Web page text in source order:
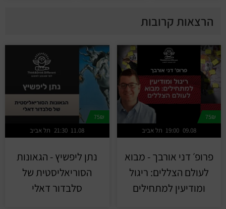
הרצאות קרובות
75₪
תל אביב 19:00 09.08
פרופ׳ דני אורבך - מבוא
לעולם הצללים: ריגול
ומודיעין למתחילים
75₪
תל אביב 21:30 11.08
נתן ליפשיץ - הגאונות
הסוריאליסטית של
סלבדור דאלי